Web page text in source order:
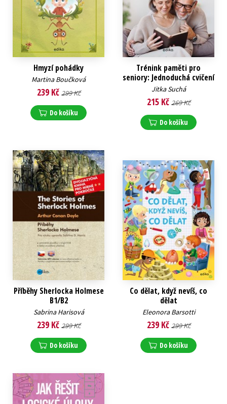
Hmyzí pohádky
Martina Boučková
239 Kč 299 Kč
Do košíku
Trénink paměti pro
seniory: Jednoduchá cvičení
Jitka Suchá
215 Kč 269 Kč
Do košíku
Příběhy Sherlocka Holmese
B1/B2
Sabrina Harisová
239 Kč 299 Kč
Do košíku
Co dělat, když nevíš, co
dělat
Eleonora Barsotti
239 Kč 299 Kč
Do košíku